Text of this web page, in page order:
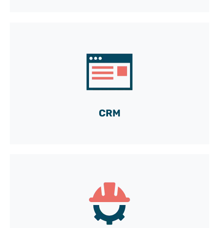
CRM
Ein schlüsselfertiges CRM-Paket
mitentwickelt von Sébastien
TeePee auf der Baustelle des Grand Paris
Express?
Ja, dank Julien!